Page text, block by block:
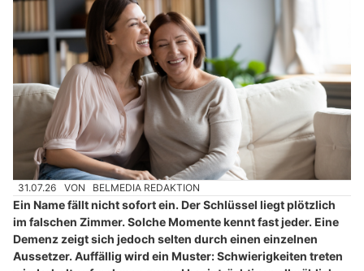
31.07.26 VON BELMEDIA REDAKTION
Ein Name fällt nicht sofort ein. Der Schlüssel liegt plötzlich
im falschen Zimmer. Solche Momente kennt fast jeder. Eine
Demenz zeigt sich jedoch selten durch einen einzelnen
Aussetzer. Auffällig wird ein Muster: Schwierigkeiten treten